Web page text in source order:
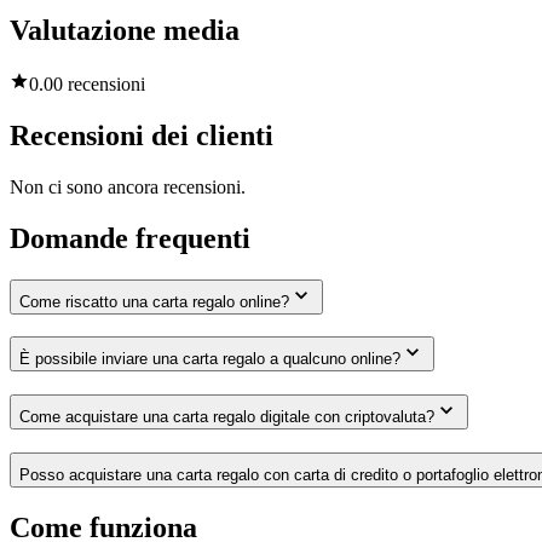
Valutazione media
0.00 recensioni
Recensioni dei clienti
Non ci sono ancora recensioni.
Domande frequenti
Come riscatto una carta regalo online?
È possibile inviare una carta regalo a qualcuno online?
Come acquistare una carta regalo digitale con criptovaluta?
Posso acquistare una carta regalo con carta di credito o portafoglio
Come funziona